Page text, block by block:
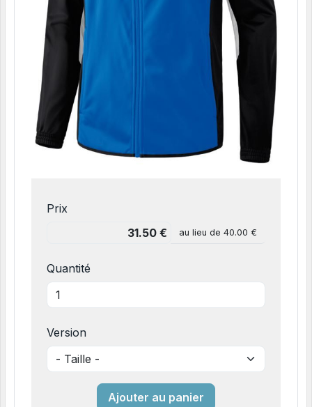
Prix
au lieu de 40.00 €
Quantité
Version
Ajouter au panier